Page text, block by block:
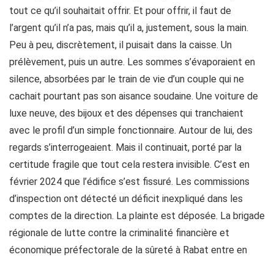
tout ce qu’il souhaitait offrir. Et pour offrir, il faut de
l’argent qu’il n’a pas, mais qu’il a, justement, sous la main.
Peu à peu, discrètement, il puisait dans la caisse. Un
prélèvement, puis un autre. Les sommes s’évaporaient en
silence, absorbées par le train de vie d’un couple qui ne
cachait pourtant pas son aisance soudaine. Une voiture de
luxe neuve, des bijoux et des dépenses qui tranchaient
avec le profil d’un simple fonctionnaire. Autour de lui, des
regards s’interrogeaient. Mais il continuait, porté par la
certitude fragile que tout cela restera invisible. C’est en
février 2024 que l’édifice s’est fissuré. Les commissions
d’inspection ont détecté un déficit inexpliqué dans les
comptes de la direction. La plainte est déposée. La brigade
régionale de lutte contre la criminalité financière et
économique préfectorale de la sûreté à Rabat entre en